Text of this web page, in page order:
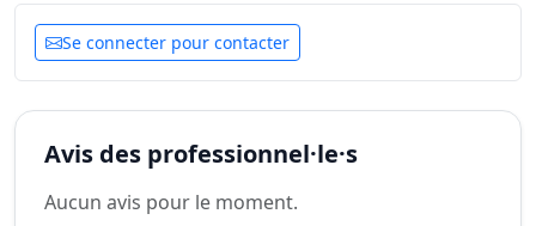
Se connecter pour contacter
Avis des professionnel·le·s
Aucun avis pour le moment.